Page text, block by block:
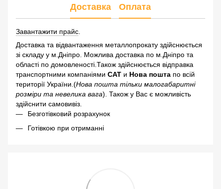
Доставка Оплата
Завантажити прайс
Доставка та відвантаження металлопрокату здійснюється
зі складу у м.Дніпро. Можлива доставка по м.Дніпро та
області по домовленості.Також здійснюється відправка
транспортними компаніями САТ и Нова пошта по всій
території України.(Нова пошта тільки малогабаритні
розміри та невелика вага). Також у Вас є можливість
здійснити самовивіз.
Безготівковий розрахунок
Готівкою при отриманні